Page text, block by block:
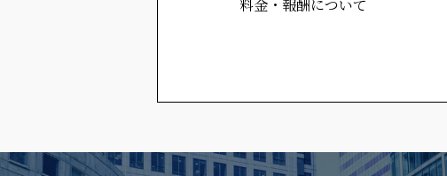
料金・報酬について